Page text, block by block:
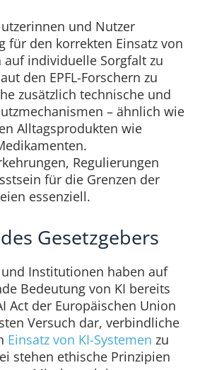
und Nutzer
für den korrekten Einsatz von
auf individuelle Sorgfalt zu
den EPFL-Forschern zu
zusätzlich technische und
– ähnlich wie
Alltagsprodukten wie
Regulierungen
für die Grenzen der
essenziell.
Gesetzgebers
Institutionen haben auf
Bedeutung von KI bereits
Act der Europäischen Union
Versuch dar, verbindliche
Einsatz von KI-Systemen zu
stehen ethische Prinzipien